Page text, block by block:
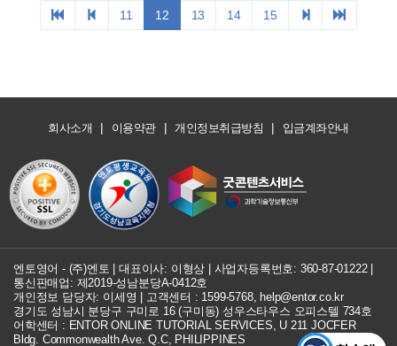
11 12 13 14 15
회사소개 | 이용약관 | 개인정보취급방침 | 입금계좌안내
엔토영어 - (주)엔토 | 대표이사: 이형상 | 사업자등록번호: 360-87-01222|
통신판매업: 제2019-성남분당A-0412호
개인정보 담당자: 이세영 | 고객센터 : 1599-5768, help@entor.co.kr
경기도 성남시 분당구 구미로 16 (구미동) 성우스타우스 오피스텔 734호
어학센터 : ENTOR ONLINE TUTORIAL SERVICES, U 211 JOCFER
Bldg. Commonwealth Ave. Q.C, PHILIPPINES